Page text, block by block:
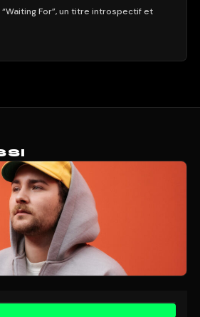
“Waiting For”, un titre introspectif et